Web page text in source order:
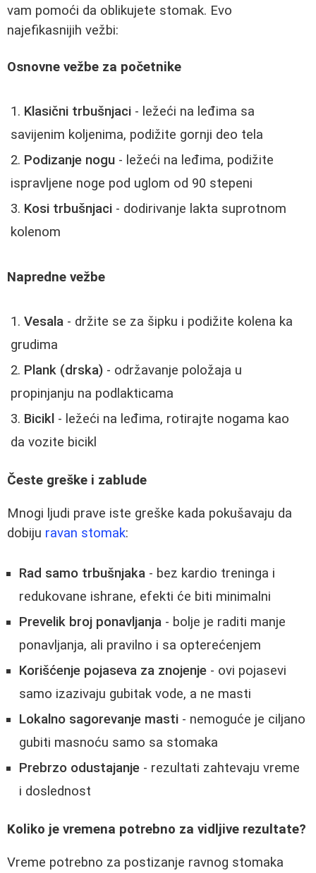
vam pomoći da oblikujete stomak. Evo
najefikasnijih vežbi:
Osnovne vežbe za početnike
Klasični trbušnjaci - ležeći na leđima sa
savijenim koljenima, podižite gornji deo tela
Podizanje nogu - ležeći na leđima, podižite
ispravljene noge pod uglom od 90 stepeni
Kosi trbušnjaci - dodirivanje lakta suprotnom
kolenom
Napredne vežbe
Vesala - držite se za šipku i podižite kolena ka
grudima
Plank (drska) - održavanje položaja u
propinjanju na podlakticama
Bicikl - ležeći na leđima, rotirajte nogama kao
da vozite bicikl
Česte greške i zablude
Mnogi ljudi prave iste greške kada pokušavaju da
dobiju ravan stomak:
Rad samo trbušnjaka - bez kardio treninga i
redukovane ishrane, efekti će biti minimalni
Prevelik broj ponavljanja - bolje je raditi manje
ponavljanja, ali pravilno i sa opterećenjem
Korišćenje pojaseva za znojenje - ovi pojasevi
samo izazivaju gubitak vode, a ne masti
Lokalno sagorevanje masti - nemoguće je ciljano
gubiti masnoću samo sa stomaka
Prebrzo odustajanje - rezultati zahtevaju vreme
i doslednost
Koliko je vremena potrebno za vidljive rezultate?
Vreme potrebno za postizanje ravnog stomaka